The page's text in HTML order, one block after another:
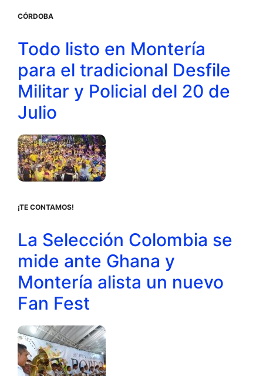
CÓRDOBA
Todo listo en Montería
para el tradicional Desfile
Militar y Policial del 20 de
Julio
¡TE CONTAMOS!
La Selección Colombia se
mide ante Ghana y
Montería alista un nuevo
Fan Fest